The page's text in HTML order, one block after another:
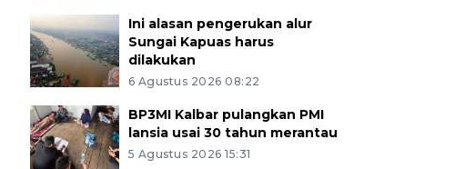
Ini alasan pengerukan alur
Sungai Kapuas harus
dilakukan
6 Agustus 2026 08:22
BP3MI Kalbar pulangkan PMI
lansia usai 30 tahun merantau
5 Agustus 2026 15:31